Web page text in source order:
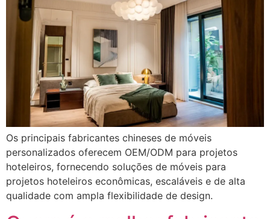
Os principais fabricantes chineses de móveis
personalizados oferecem OEM/ODM para projetos
hoteleiros, fornecendo soluções de móveis para
projetos hoteleiros econômicas, escaláveis ​​e de alta
qualidade com ampla flexibilidade de design.